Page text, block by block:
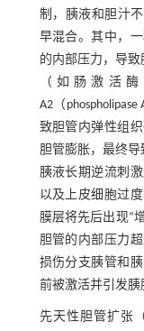
制，胰液和胆汁
早混合。其中，
的内部压力，导
（如肠激活
A2（
致胆管内弹性组
胆管膨胀，最终
胰液长期逆流刺
以及上皮细胞过
膜层将先后出现“
胆管的内部压力
损伤分支胰管和
前被激活并引发胰
先天性胆管扩张